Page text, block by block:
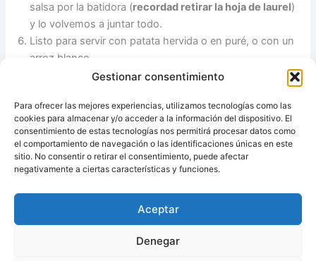
Gestionar consentimiento
Para ofrecer las mejores experiencias, utilizamos tecnologías como las
cookies para almacenar y/o acceder a la información del dispositivo. El
consentimiento de estas tecnologías nos permitirá procesar datos como
el comportamiento de navegación o las identificaciones únicas en este
sitio. No consentir o retirar el consentimiento, puede afectar
negativamente a ciertas características y funciones.
Aceptar
Denegar
salsa por la batidora (recordad retirar la hoja de laurel)
y lo volvemos a juntar todo.
Listo para servir con patata hervida o en puré, o con un
arroz blanco.
Notas adicionales:La salsa se puede servir sin triturar
y acompañar conpatatas asadas en el microondas.
Fuente:María’s Recipe Book
ANTERIOR SIGUIENTE